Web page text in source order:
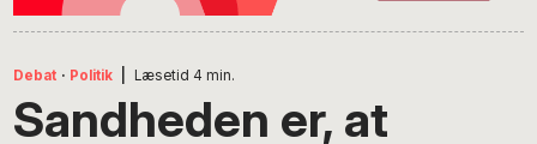
Debat · Politik Læsetid 4 min.
Sandheden er, at